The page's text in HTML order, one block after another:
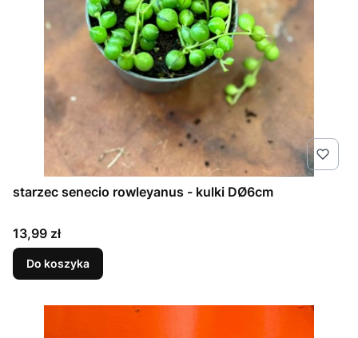
starzec senecio rowleyanus - kulki DØ6cm
Cena
13,99 zł
Do koszyka